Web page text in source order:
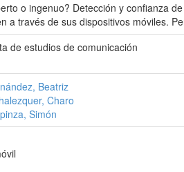
o ingenuo? Detección y confianza
a través de sus dispositivos móviles.
de estudios de comunicación
Beatriz
Charo
Simón